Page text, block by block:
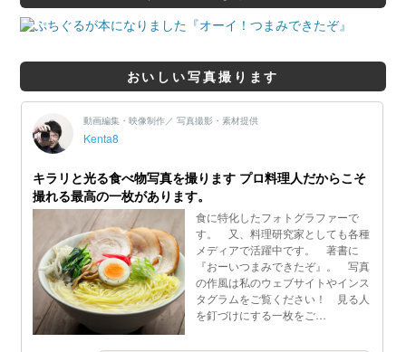
おいしい写真撮ります